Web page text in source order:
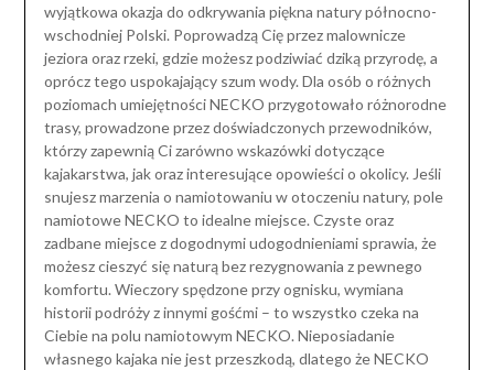
wyjątkowa okazja do odkrywania piękna natury północno-
wschodniej Polski. Poprowadzą Cię przez malownicze
jeziora oraz rzeki, gdzie możesz podziwiać dziką przyrodę, a
oprócz tego uspokajający szum wody. Dla osób o różnych
poziomach umiejętności NECKO przygotowało różnorodne
trasy, prowadzone przez doświadczonych przewodników,
którzy zapewnią Ci zarówno wskazówki dotyczące
kajakarstwa, jak oraz interesujące opowieści o okolicy. Jeśli
snujesz marzenia o namiotowaniu w otoczeniu natury, pole
namiotowe NECKO to idealne miejsce. Czyste oraz
zadbane miejsce z dogodnymi udogodnieniami sprawia, że
możesz cieszyć się naturą bez rezygnowania z pewnego
komfortu. Wieczory spędzone przy ognisku, wymiana
historii podróży z innymi gośćmi – to wszystko czeka na
Ciebie na polu namiotowym NECKO. Nieposiadanie
własnego kajaka nie jest przeszkodą, dlatego że NECKO